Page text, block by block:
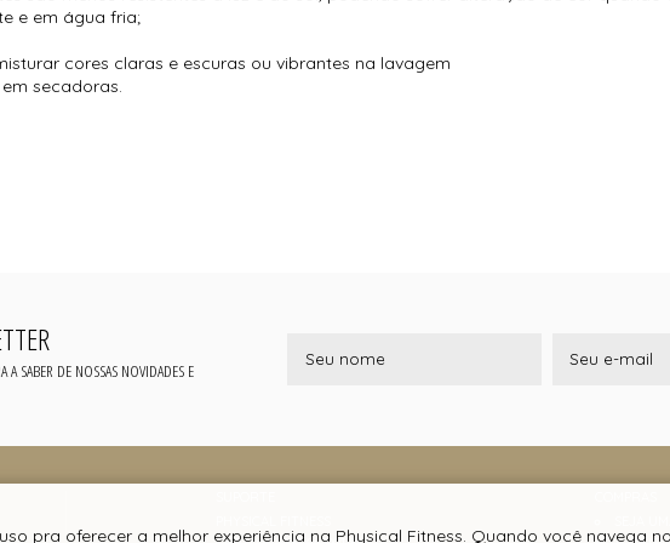
e em água fria;
cores claras e escuras ou vibrantes na lavagem
secadoras.
A SABER DE NOSSAS NOVIDADES E
pra oferecer a melhor experiência na Physical Fitness. Quando você navega